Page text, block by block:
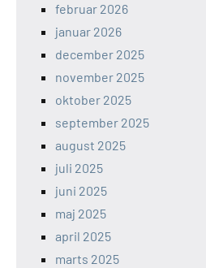
februar 2026
januar 2026
december 2025
november 2025
oktober 2025
september 2025
august 2025
juli 2025
juni 2025
maj 2025
april 2025
marts 2025